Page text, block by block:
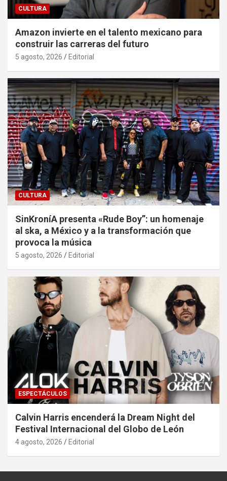
CULTURA
Amazon invierte en el talento mexicano para
construir las carreras del futuro
5 agosto, 2026 Editorial
CULTURA
SinKroníA presenta «Rude Boy”: un homenaje
al ska, a México y a la transformación que
provoca la música
5 agosto, 2026 Editorial
ESPECTÁCULOS
Calvin Harris encenderá la Dream Night del
Festival Internacional del Globo de León
4 agosto, 2026 Editorial